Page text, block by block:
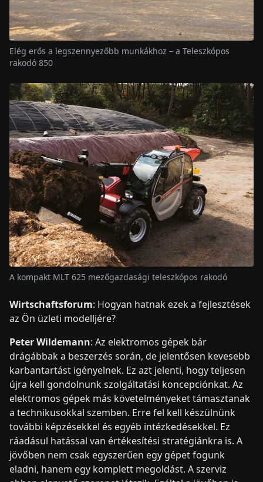
Elég erős a legszennyezőbb munkákhoz – a Teleszkópos
rakodó 850
A kompakt MLT 625 mezőgazdasági teleszkópos rakodó
Wirtschaftsforum: Hogyan hatnak ezek a fejlesztések
az Ön üzleti modelljére?
Peter Wildemann: Az elektromos gépek bár
drágábbak a beszerzés során, de jelentősen kevesebb
karbantartást igényelnek. Ez azt jelenti, hogy teljesen
újra kell gondolnunk szolgáltatási koncepciónkat. Az
elektromos gépek más követelményeket támasztanak
a technikusokkal szemben. Erre fel kell készülnünk
további képzésekkel és egyéb intézkedésekkel. Ez
ráadásul hatással van értékesítési stratégiánkra is. A
jövőben nem csak egyszerűen egy gépet fogunk
eladni, hanem egy komplett megoldást. A szerviz